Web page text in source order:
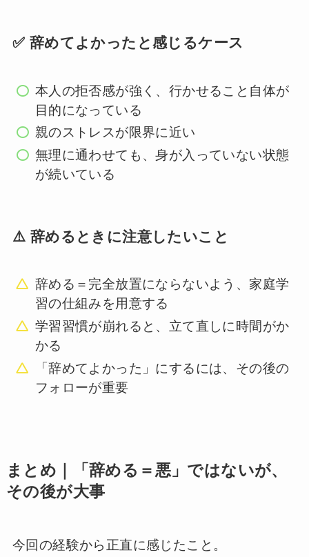
✅ 辞めてよかったと感じるケース
本人の拒否感が強く、行かせること自体が
目的になっている
親のストレスが限界に近い
無理に通わせても、身が入っていない状態
が続いている
⚠️ 辞めるときに注意したいこと
辞める＝完全放置にならないよう、家庭学
習の仕組みを用意する
学習習慣が崩れると、立て直しに時間がか
かる
「辞めてよかった」にするには、その後の
フォローが重要
まとめ｜「辞める＝悪」ではないが、
その後が大事
今回の経験から正直に感じたこと。